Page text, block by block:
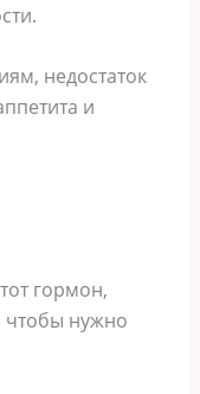
недостаток
и
гормон,
чтобы нужно